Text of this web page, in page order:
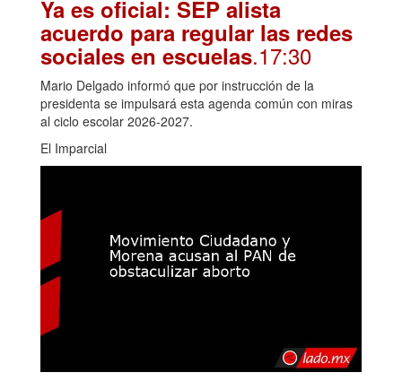
Ya es oficial: SEP alista
acuerdo para regular las redes
sociales en escuelas.17:30
Mario Delgado informó que por instrucción de la
presidenta se impulsará esta agenda común con miras
al ciclo escolar 2026-2027.
El Imparcial